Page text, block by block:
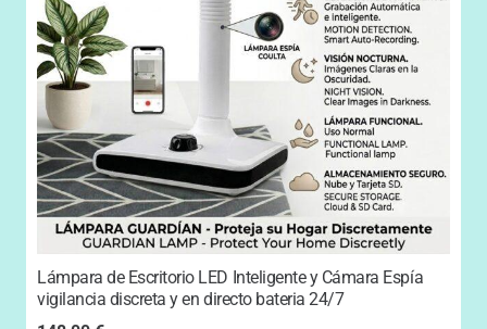
Lámpara de Escritorio LED Inteligente y Cámara Espía
vigilancia discreta y en directo bateria 24/7